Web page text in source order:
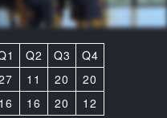
Q2 Q3
Q4
11 20
20
16 16 20 12